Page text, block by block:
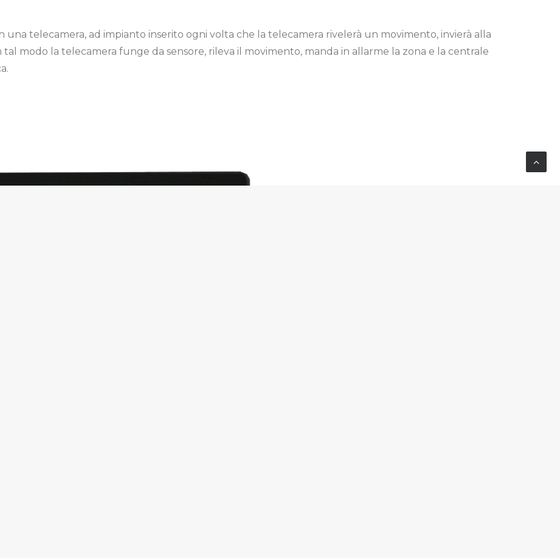
una telecamera, ad impianto inserito ogni volta che la telecamera rivelerà un movimento, invierà alla
modo la telecamera funge da sensore, rileva il movimento, manda in allarme la zona e la centrale